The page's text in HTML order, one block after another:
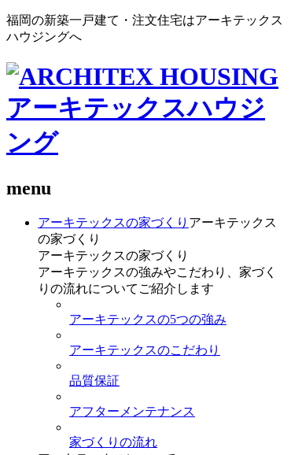
福岡の新築一戸建て・注文住宅はアーキテックス
ハウジングへ
menu
アーキテックスの家づくり アーキテックス
の家づくり
アーキテックスの家づくり
アーキテックスの強みやこだわり、家づく
りの流れについてご紹介します
アーキテックスの5つの強み
アーキテックスのこだわり
品質保証
アフターメンテナンス
家づくりの流れ